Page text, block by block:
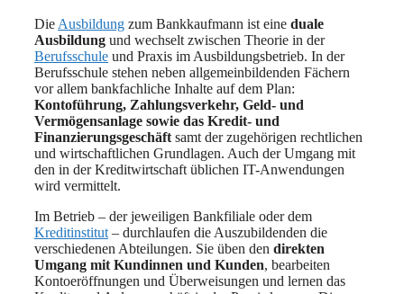
Die Ausbildung zum Bankkaufmann ist eine duale
Ausbildung und wechselt zwischen Theorie in der
Berufsschule und Praxis im Ausbildungsbetrieb. In der
Berufsschule stehen neben allgemeinbildenden Fächern
vor allem bankfachliche Inhalte auf dem Plan:
Kontoführung, Zahlungsverkehr, Geld- und
Vermögensanlage sowie das Kredit- und
Finanzierungsgeschäft samt der zugehörigen rechtlichen
und wirtschaftlichen Grundlagen. Auch der Umgang mit
den in der Kreditwirtschaft üblichen IT-Anwendungen
wird vermittelt.
Im Betrieb – der jeweiligen Bankfiliale oder dem
Kreditinstitut – durchlaufen die Auszubildenden die
verschiedenen Abteilungen. Sie üben den direkten
Umgang mit Kundinnen und Kunden, bearbeiten
Kontoeröffnungen und Überweisungen und lernen das